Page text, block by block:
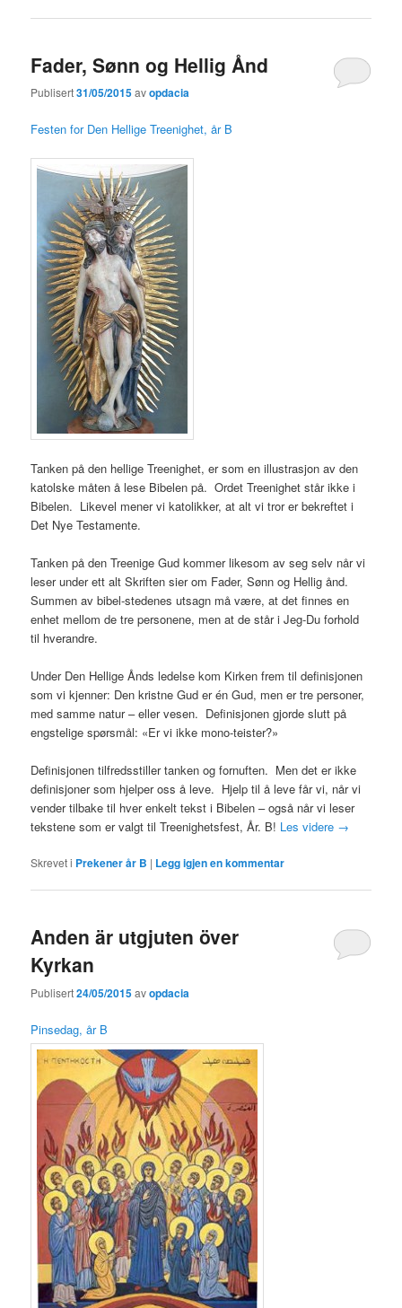
Fader, Sønn og Hellig Ånd
Publisert31/05/2015avopdacia
Festen for Den Hellige Treenighet, år B
Tanken på den hellige Treenighet, er som en illustrasjon av den
katolske måten å lese Bibelen på. Ordet Treenighet står ikke i
Bibelen. Likevel mener vi katolikker, at alt vi tror er bekreftet i
Det Nye Testamente.
Tanken på den Treenige Gud kommer likesom av seg selv når vi
leser under ett alt Skriften sier om Fader, Sønn og Hellig ånd.
Summen av bibel-stedenes utsagn må være, at det finnes en
enhet mellom de tre personene, men at de står i Jeg-Du forhold
til hverandre.
Under Den Hellige Ånds ledelse kom Kirken frem til definisjonen
som vi kjenner: Den kristne Gud er én Gud, men er tre personer,
med samme natur – eller vesen. Definisjonen gjorde slutt på
engstelige spørsmål: «Er vi ikke mono-teister?»
Definisjonen tilfredsstiller tanken og fornuften. Men det er ikke
definisjoner som hjelper oss å leve. Hjelp til å leve får vi, når vi
vender tilbake til hver enkelt tekst i Bibelen – også når vi leser
tekstene som er valgt til Treenighetsfest, År. B! Les videre →
Skrevet i Prekener år B | Legg igjen en kommentar
Anden är utgjuten över
Kyrkan
Publisert24/05/2015avopdacia
Pinsedag, år B